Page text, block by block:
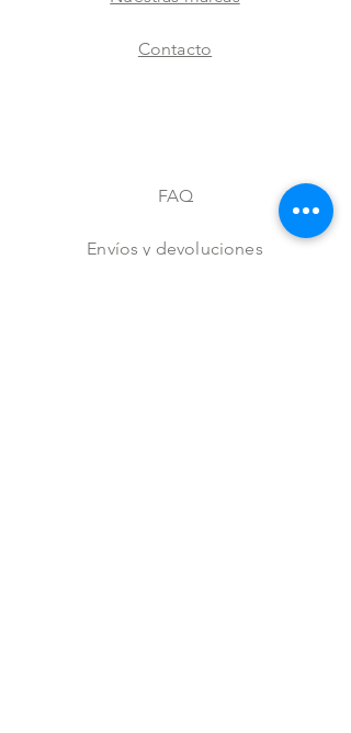
Contacto
FAQ
Envíos y devoluciones